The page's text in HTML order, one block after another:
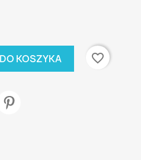
KOSZYKA favorite_border